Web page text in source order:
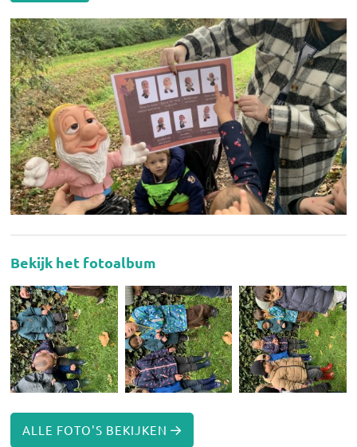
Bekijk het fotoalbum
ALLE FOTO'S BEKIJKEN